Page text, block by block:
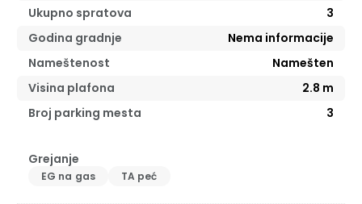
Ukupno spratova
3
Godina gradnje
Nema informacije
Nameštenost
Namešten
Visina plafona
2.8 m
Broj parking mesta
3
Grejanje
EG na gas TA peć